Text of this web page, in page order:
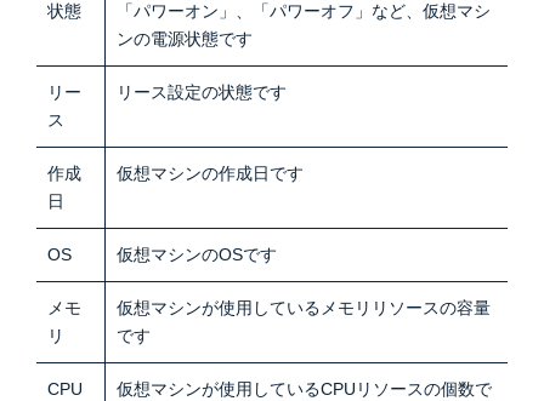
状態
「パワーオン」、「パワーオフ」など、仮想マシ
ンの電源状態です
リー
ス
リース設定の状態です
作成
日
仮想マシンの作成日です
OS 仮想マシンのOSです
メモ
リ
仮想マシンが使用しているメモリリソースの容量
です
CPU
仮想マシンが使用しているCPUリソースの個数で